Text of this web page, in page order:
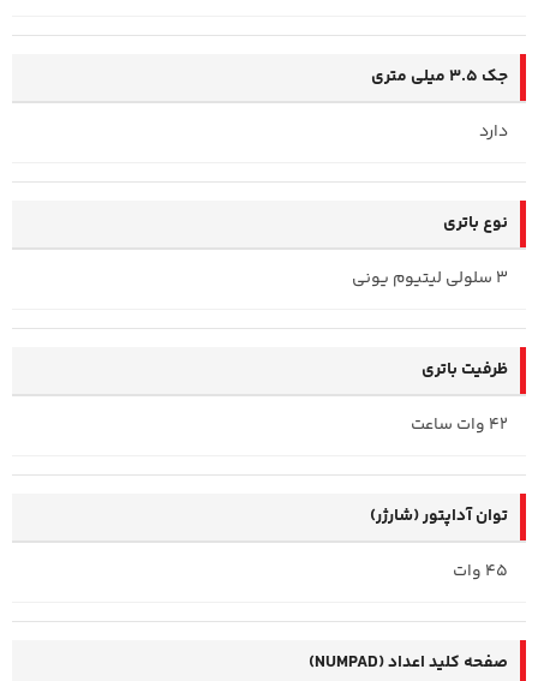
جک 3.5 میلی متری
دارد
نوع باتری
3 سلولی لیتیوم یونی
ظرفیت باتری
42 وات ساعت
توان آداپتور (شارژر)
45 وات
صفحه کلید اعداد (NUMPAD)